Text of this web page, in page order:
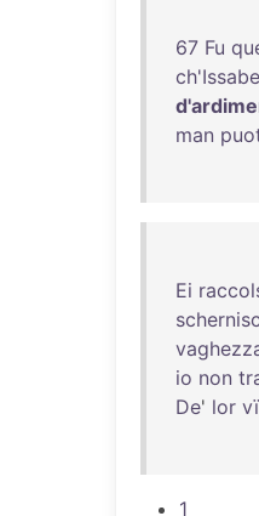
67 Fu
man
Ei
io non
De' lor
1